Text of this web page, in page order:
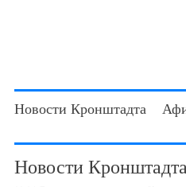
Новости Кронштадта
Новости